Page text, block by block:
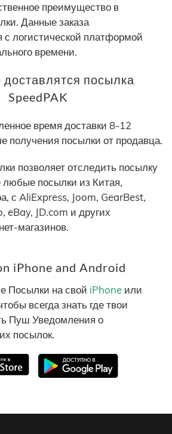
преимущество в
Данные заказа
с логистической платформой
времени.
доставлятся посылка
SpeedPAK
время доставки 8-12
получения посылки от продавца.
позволяет отследить посылку
любые посылки из Китая,
с AliExpress, Joom, GearBest,
eBay, JD.com и других
магазинов.
iPhone and Android
Посылки на свой iPhone или
всегда знать где твои
Пуш Уведомления о
посылок.